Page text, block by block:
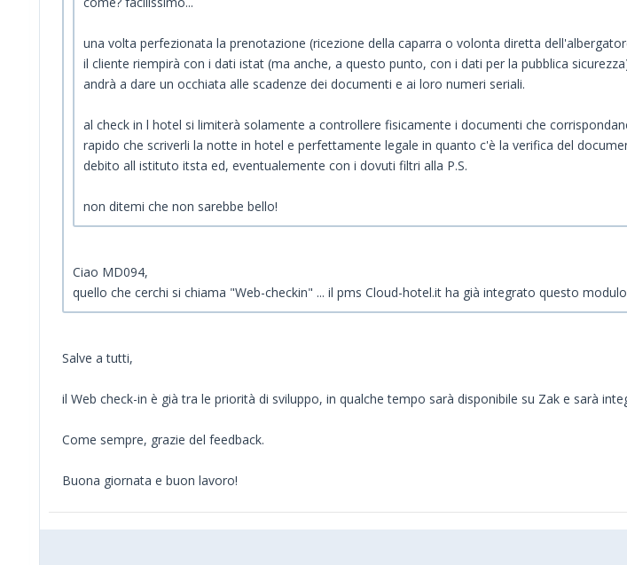
una volta perfezionata la prenotazione (ricezione della caparra o volonta diretta
il cliente riempirà con i dati istat (ma anche, a questo punto, con i dati per la pubblica
andrà a dare un occhiata alle scadenze dei documenti e ai loro numeri seriali.
al check in l hotel si limiterà solamente a controllere fisicamente i documenti che
rapido che scriverli la notte in hotel e perfettamente legale in quanto c'è la verifica del
debito all istituto itsta ed, eventualemente con i dovuti filtri alla P.S.
non ditemi che non sarebbe bello!
Ciao MD094,
quello che cerchi si chiama "Web-checkin" ... il pms Cloud-hotel.it ha già integrato questo
Salve a tutti,
il Web check-in è già tra le priorità di sviluppo, in qualche tempo sarà disponibile su Zak e sarà
Come sempre, grazie del feedback.
Buona giornata e buon lavoro!